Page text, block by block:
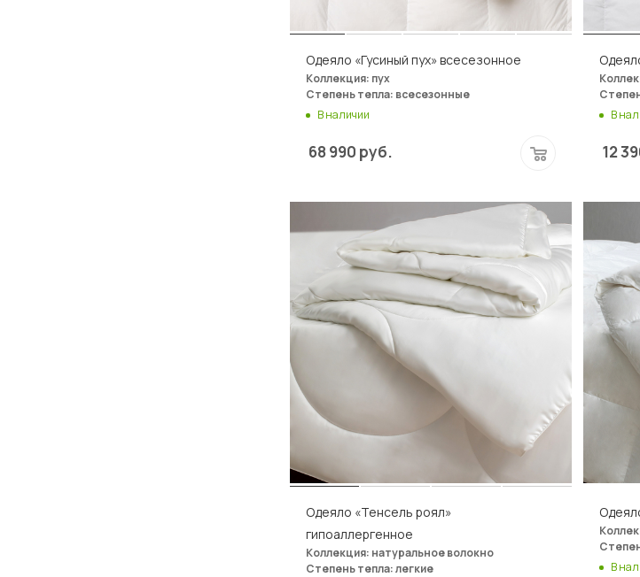
Одеяло «Гусиный пух» всесезонное
Коллекция: пух
Степень тепла: всесезонные
В наличии
68 990 руб.
В
12
Одеяло «Тенсель роял»
гипоаллергенное
Коллекция: натуральное волокно
Степень тепла: легкие
В